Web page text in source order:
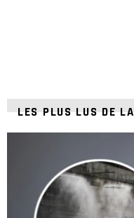
LES PLUS LUS DE